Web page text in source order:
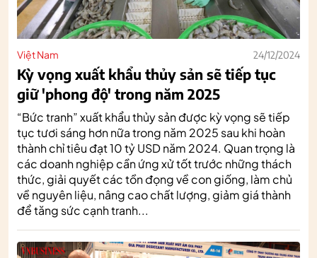
Việt Nam 24/12/2024
Kỳ vọng xuất khẩu thủy sản sẽ tiếp tục
giữ 'phong độ' trong năm 2025
“Bức tranh” xuất khẩu thủy sản được kỳ vọng sẽ tiếp
tục tươi sáng hơn nữa trong năm 2025 sau khi hoàn
thành chỉ tiêu đạt 10 tỷ USD năm 2024. Quan trọng là
các doanh nghiệp cần ứng xử tốt trước những thách
thức, giải quyết các tồn đọng về con giống, làm chủ
về nguyên liệu, nâng cao chất lượng, giảm giá thành
để tăng sức cạnh tranh...